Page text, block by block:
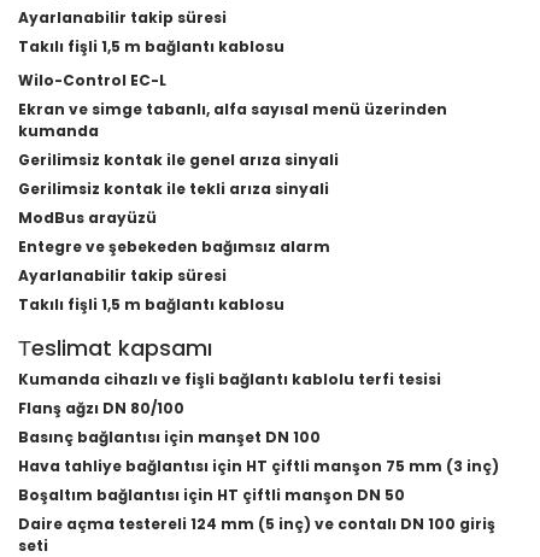
Ayarlanabilir takip süresi
Takılı fişli 1,5 m bağlantı kablosu
Wilo-Control EC-L
Ekran ve simge tabanlı, alfa sayısal menü üzerinden
kumanda
Gerilimsiz kontak ile genel arıza sinyali
Gerilimsiz kontak ile tekli arıza sinyali
ModBus arayüzü
Entegre ve şebekeden bağımsız alarm
Ayarlanabilir takip süresi
Takılı fişli 1,5 m bağlantı kablosu
Тeslimat kapsamı
Kumanda cihazlı ve fişli bağlantı kablolu terfi tesisi
Flanş ağzı DN 80/100
Basınç bağlantısı için manşet DN 100
Hava tahliye bağlantısı için HT çiftli manşon 75 mm (3 inç)
Boşaltım bağlantısı için HT çiftli manşon DN 50
Daire açma testereli 124 mm (5 inç) ve contalı DN 100 giriş
seti